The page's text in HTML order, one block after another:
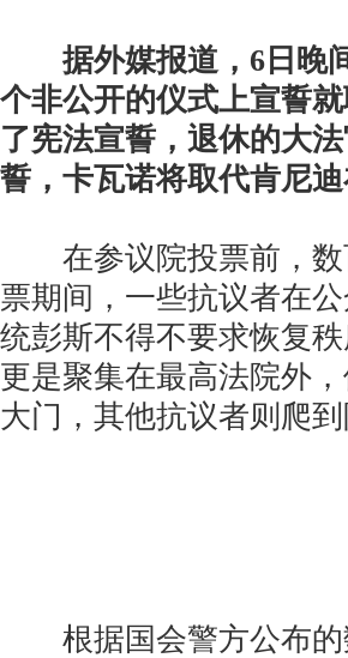
据外媒报道，6日晚间
个非公开的仪式上宣誓
了宪法宣誓，退休的大
誓，卡瓦诺将取代肯尼
在参议院投票前，数
票期间，一些抗议者在
统彭斯不得不要求恢复
更是聚集在最高法院外
大门，其他抗议者则爬
根据国会警方公布的